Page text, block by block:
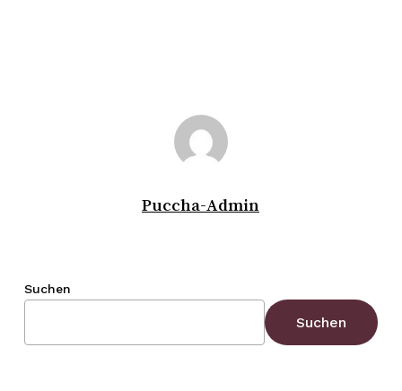
Puccha-Admin
Suchen
Suchen